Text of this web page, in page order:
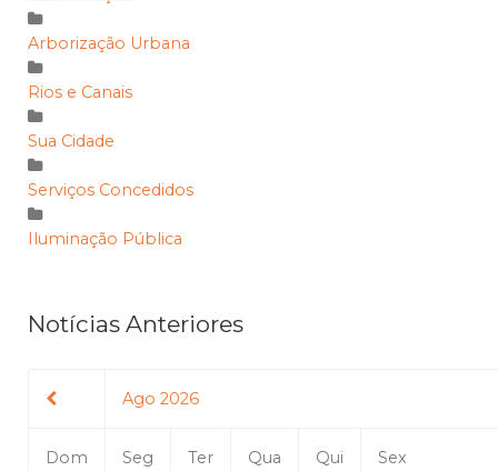
Arborização Urbana
Rios e Canais
Sua Cidade
Serviços Concedidos
Iluminação Pública
Notícias Anteriores
Ago 2026
Dom Seg Ter Qua Qui Sex